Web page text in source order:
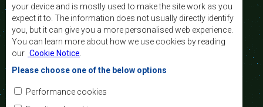
Nous contacter
SADC House
Plot No. 54385
Central Business District
Private Bag 0095
your device and is mostly used to make the site work as you
expect it to. The information does not usually directly identify
you, but it can give you a more personalised web experience.
You can learn more about how we use cookies by reading
our Cookie Notice
Please choose one of the below options
Performance cookies